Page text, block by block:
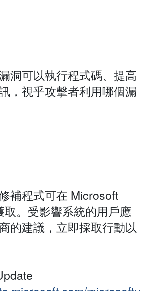
洞可以執行程式碼、提高
，視乎攻擊者利用哪個漏
補程式可在 Microsoft
取。受影響系統的用戶應
的建議，立即採取行動以